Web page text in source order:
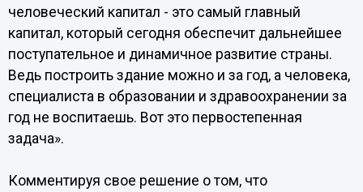
человеческий капитал - это самый главный
капитал, который сегодня обеспечит дальнейшее
поступательное и динамичное развитие страны.
Ведь построить здание можно и за год, а человека,
специалиста в образовании и здравоохранении за
год не воспитаешь. Вот это первостепенная
задача».
Комментируя свое решение о том, что